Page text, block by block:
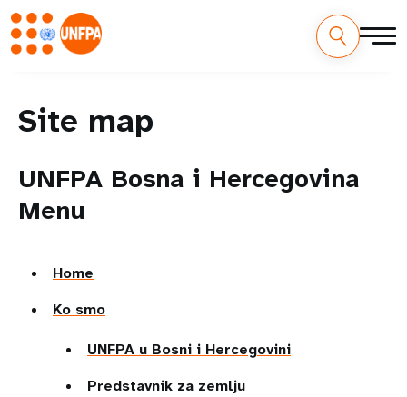
Site map
UNFPA Bosna i Hercegovina
Menu
Home
Ko smo
UNFPA u Bosni i Hercegovini
Predstavnik za zemlju